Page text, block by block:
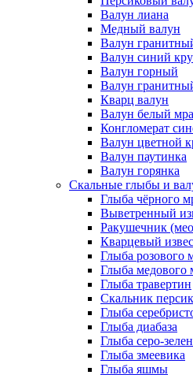
Валун лиана
Медный валун
Валун
Валун синий
Валун горный
Валун
Кварц валун
Валун белый
Конгломерат
Валун цветной
Валун паутинка
Валун горянка
Скальные глыбы и
Глыба чёрного
Выветренный
Ракушечник
Кварцевый
Глыба розового
Глыба медового
Глыба травертин
Скальник
Глыба
Глыба диабаза
Глыба серо-
Глыба змеевика
Глыба яшмы